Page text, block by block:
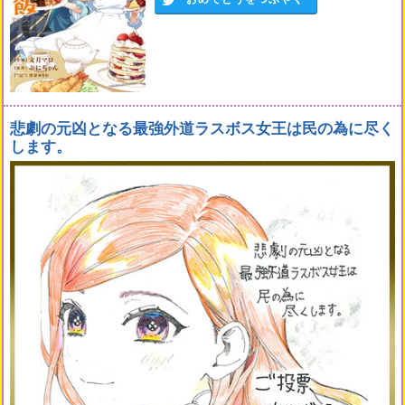
悲劇の元凶となる最強外道ラスボス女王は民の為に尽く
します。